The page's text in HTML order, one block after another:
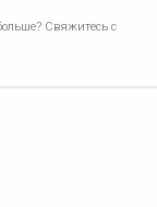
Свяжитесь с